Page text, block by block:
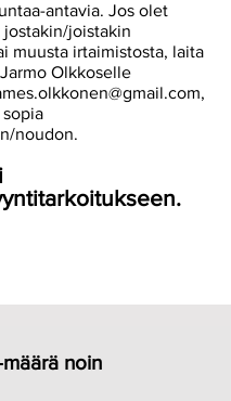
antavia. Jos olet
joistakin
muusta irtaimistosta, laita
Olkkoselle
,
noudon.
itukseen.
noin